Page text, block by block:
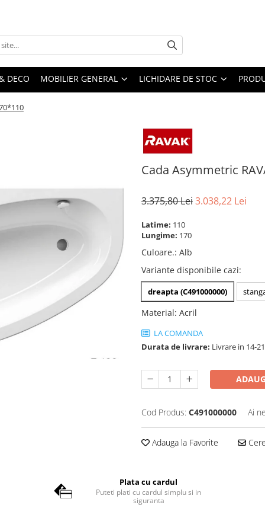
DECO MOBILIER GENERAL LICHIDARE DE STOC
Cada Asymmetric
3.375,80 Lei3.038,22 Lei
Latime: 110
Lungime: 170
Culoare.: Alb
Variante disponibile cazi:
dreapta (C491000000)
Material: Acril
LA COMANDA
Durata de livrare: Livrare in 14-
Cod Produs: C491000000 Ai
Adauga la Favorite
Plata cu cardul
Puteti plati cu cardul simplu si in
siguranta